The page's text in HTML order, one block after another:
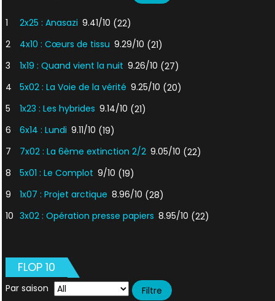
1 2x25 : Anasazi 9.41/10 (22)
2
4x10 : Cœurs de tissu 9.29/10 (21)
3
1x19 : Quand vient la nuit 9.26/10 (27)
4
5x02 : La Voie de la vérité 9.25/10 (20)
5
1x23 : Les hybrides 9.14/10 (21)
6
6x14 : Lundi 9.11/10 (19)
7
7x02 : La 6ème extinction 2/2 9.05/10 (22)
8
5x01 : Le Complot 9/10 (19)
9
1x07 : Projet arctique 8.96/10 (28)
10 3x02 : Opération presse papiers 8.95/10 (22)
FLOP 10
Par saison